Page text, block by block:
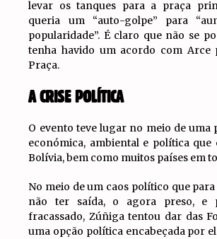
levar os tanques para a praça
queria um “auto-golpe” para
popularidade”. É claro que não se
tenha havido um acordo com Arce
Praça.
A CRISE POLÍTICA
O evento teve lugar no meio de uma
económica, ambiental e política que
Bolívia, bem como muitos países em
No meio de um caos político que
não ter saída, o agora preso, e
fracassado, Zúñiga tentou dar das
uma opção política encabeçada por